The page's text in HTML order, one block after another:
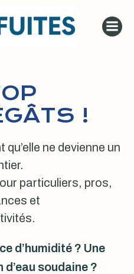
au
contenu
!
ne devienne un
particuliers, pros,
et
d’humidité ? Une
soudaine ?